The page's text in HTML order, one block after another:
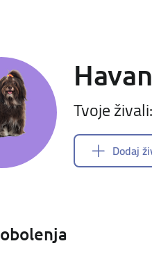
Tvoje
Dodaj